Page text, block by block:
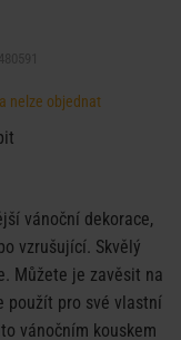
nelze objednat
vánoční dekorace,
vzrušující. Skvělý
Můžete je zavěsit na
použít pro své vlastní
vánočním kouskem